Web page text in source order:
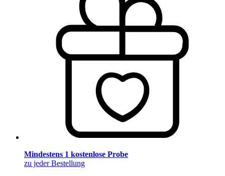
Mindestens 1 kostenlose Probe
zu jeder Bestellung